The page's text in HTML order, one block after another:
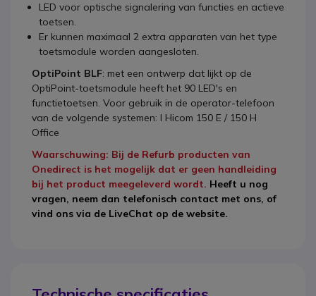
LED voor optische signalering van functies en actieve
toetsen.
Er kunnen maximaal 2 extra apparaten van het type
toetsmodule worden aangesloten.
OptiPoint BLF: met een ontwerp dat lijkt op de
OptiPoint-toetsmodule heeft het 90 LED's en
functietoetsen. Voor gebruik in de operator-telefoon
van de volgende systemen: l Hicom 150 E / 150 H
Office
Waarschuwing: Bij de Refurb producten van
Onedirect is het mogelijk dat er geen handleiding
bij het product meegeleverd wordt. Heeft u nog
vragen, neem dan telefonisch contact met ons, of
vind ons via de LiveChat op de website.